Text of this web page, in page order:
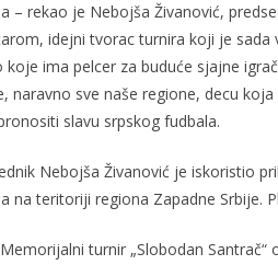
– rekao je Nebojša Živanović,
idejni tvorac turnira koji je
koje ima pelcer za buduće sjajne
naravno sve naše regione, decu
slavu srpskog fudbala.
Nebojša Živanović je iskoristio
na teritoriji regiona Zapadne Srbije.
turnir „Slobodan